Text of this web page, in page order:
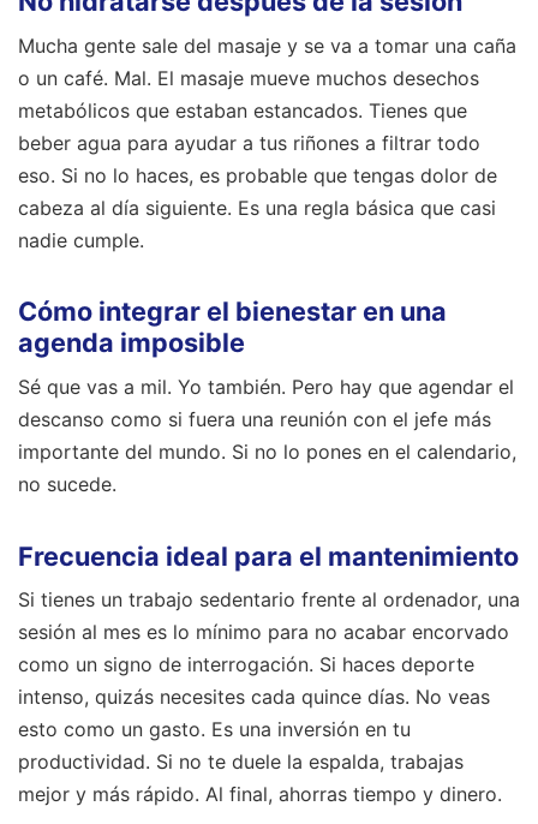
Mucha gente sale del masaje y se va a tomar una caña
o un café. Mal. El masaje mueve muchos desechos
metabólicos que estaban estancados. Tienes que
beber agua para ayudar a tus riñones a filtrar todo
eso. Si no lo haces, es probable que tengas dolor de
cabeza al día siguiente. Es una regla básica que casi
nadie cumple.
Cómo integrar el bienestar en una
agenda imposible
Sé que vas a mil. Yo también. Pero hay que agendar el
descanso como si fuera una reunión con el jefe más
importante del mundo. Si no lo pones en el calendario,
no sucede.
Frecuencia ideal para el mantenimiento
Si tienes un trabajo sedentario frente al ordenador, una
sesión al mes es lo mínimo para no acabar encorvado
como un signo de interrogación. Si haces deporte
intenso, quizás necesites cada quince días. No veas
esto como un gasto. Es una inversión en tu
productividad. Si no te duele la espalda, trabajas
mejor y más rápido. Al final, ahorras tiempo y dinero.